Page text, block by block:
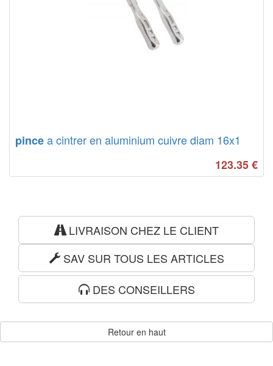
pincea cintrer en aluminium cuivre diam 16x1
123.35€
LIVRAISON CHEZ LE CLIENT
SAV SUR TOUS LES ARTICLES
DES CONSEILLERS
Retour en haut